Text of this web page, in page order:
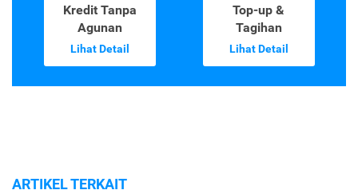
Kredit Tanpa
Agunan
Lihat Detail
Top-up &
Tagihan
Lihat Detail
ARTIKEL TERKAIT